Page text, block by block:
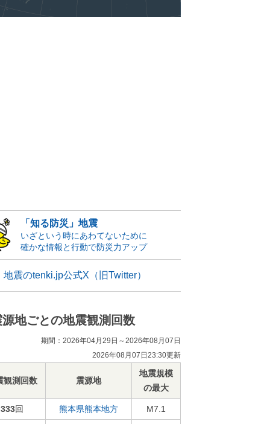
「知る防災」地震
いざという時にあわてないために
確かな情報と行動で防災力アップ
地震のtenki.jp公式X（旧Twitter）
源地ごとの地震観測回数
期間：2026年04月29日～2026年08月07日
2026年08月07日23:30更新
観測回数 震源地
地震規模
の最大
333回 熊本県熊本地方 M7.1